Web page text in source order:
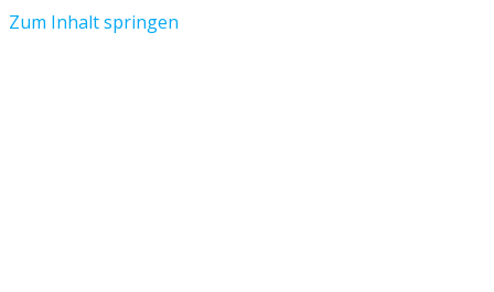
Zum Inhalt springen